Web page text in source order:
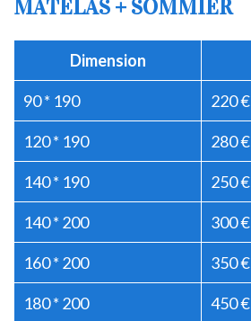
MATELAS + SOMMIER
Dimension
90 * 190 220 €
120 * 190 280 €
140 * 190 250 €
140 * 200 300 €
160 * 200 350 €
180 * 200 450 €